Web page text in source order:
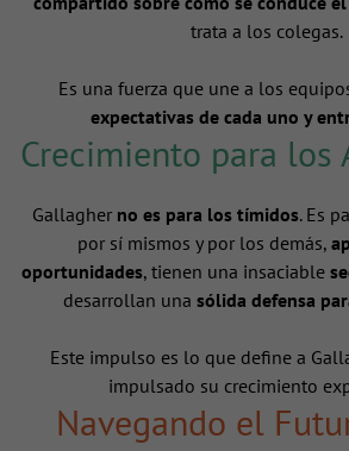
trata a los colegas.
Es una fuerza que une a los
expectativas de cada uno y
Crecimiento para los
Gallagher no es para los tímidos. Es
por sí mismos y por los demás,
oportunidades, tienen una insaciable
desarrollan una sólida defensa
Este impulso es lo que define a
impulsado su crecimiento
Navegando el